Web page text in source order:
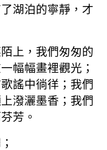
湖泊的寧靜，才
上，我們匆匆的
幅幅畫裡觀光；
謠中徜徉；我們
潑灑墨香；我們
芳。